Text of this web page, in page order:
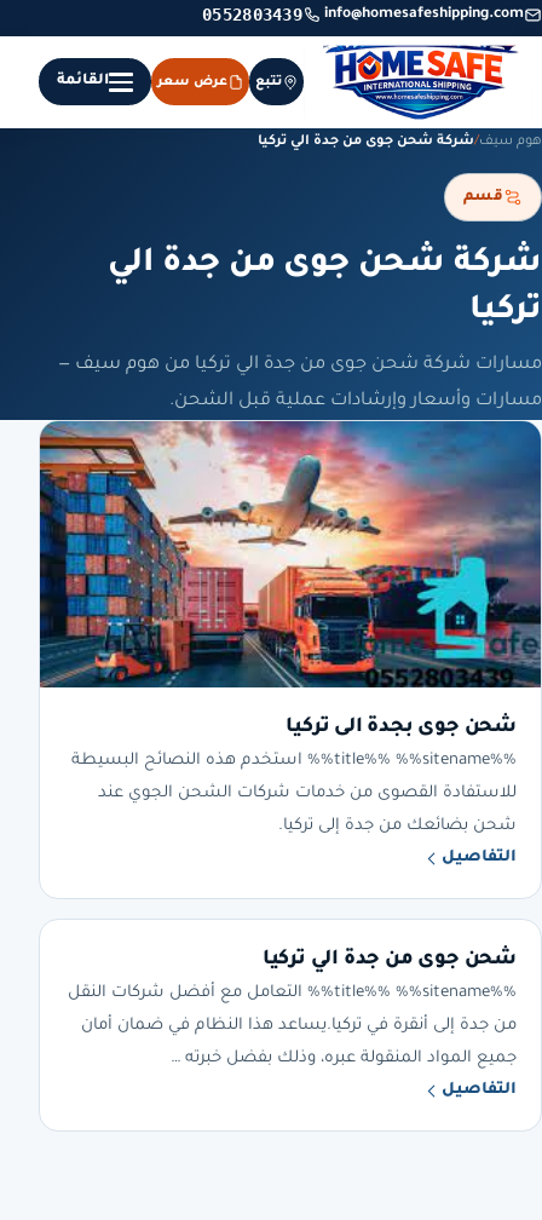
info@homesafeshipping.com
0552803439
تتبع عرض سعر القائمة
هوم سيف/شركة شحن جوى من جدة الي تركيا
قسم
شركة شحن جوى من جدة الي
تركيا
مسارات شركة شحن جوى من جدة الي تركيا من هوم سيف —
مسارات وأسعار وإرشادات عملية قبل الشحن.
شحن جوى بجدة الى تركيا
%%title%% %%sitename%% استخدم هذه النصائح البسيطة
للاستفادة القصوى من خدمات شركات الشحن الجوي عند
شحن بضائعك من جدة إلى تركيا.
التفاصيل
شحن جوى من جدة الي تركيا
%%title%% %%sitename%% التعامل مع أفضل شركات النقل
من جدة إلى أنقرة في تركيا.يساعد هذا النظام في ضمان أمان
جميع المواد المنقولة عبره، وذلك بفضل خبرته …
التفاصيل